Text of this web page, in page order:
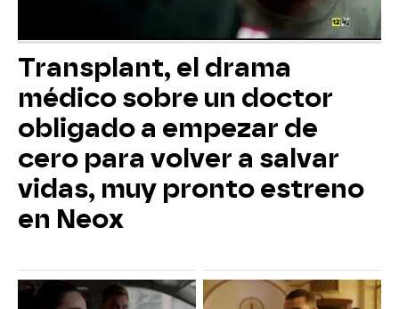
Transplant, el drama
médico sobre un doctor
obligado a empezar de
cero para volver a salvar
vidas, muy pronto estreno
en Neox